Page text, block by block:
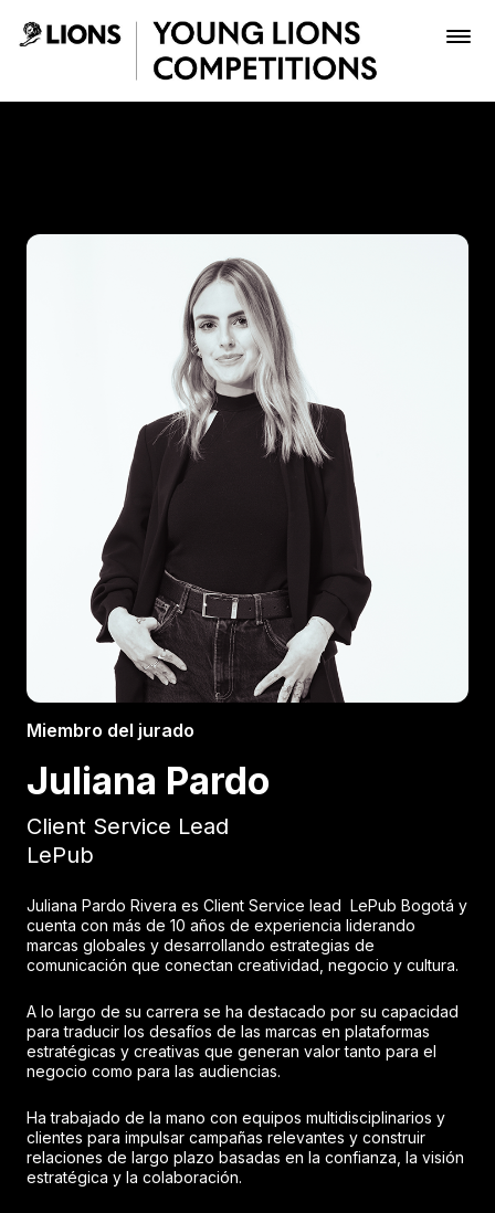
Saltar al contenido principal
Inscribir
Boletería
Miembro del jurado
Juliana Pardo
Client Service Lead
LePub
Juliana Pardo Rivera es Client Service lead LePub Bogotá y
cuenta con más de 10 años de experiencia liderando
marcas globales y desarrollando estrategias de
comunicación que conectan creatividad, negocio y cultura.
A lo largo de su carrera se ha destacado por su capacidad
para traducir los desafíos de las marcas en plataformas
estratégicas y creativas que generan valor tanto para el
negocio como para las audiencias.
Ha trabajado de la mano con equipos multidisciplinarios y
clientes para impulsar campañas relevantes y construir
relaciones de largo plazo basadas en la confianza, la visión
estratégica y la colaboración.